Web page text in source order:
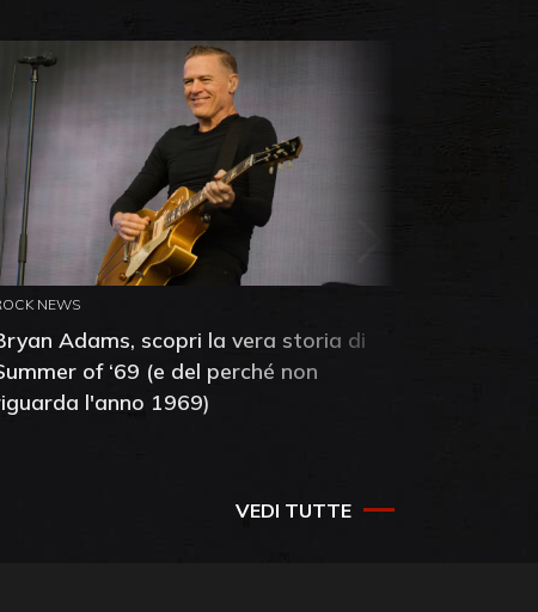
NEWS
Adams, scopri la vera storia di
of ‘69 (e del perché non
l'anno 1969)
VEDI TUTTE